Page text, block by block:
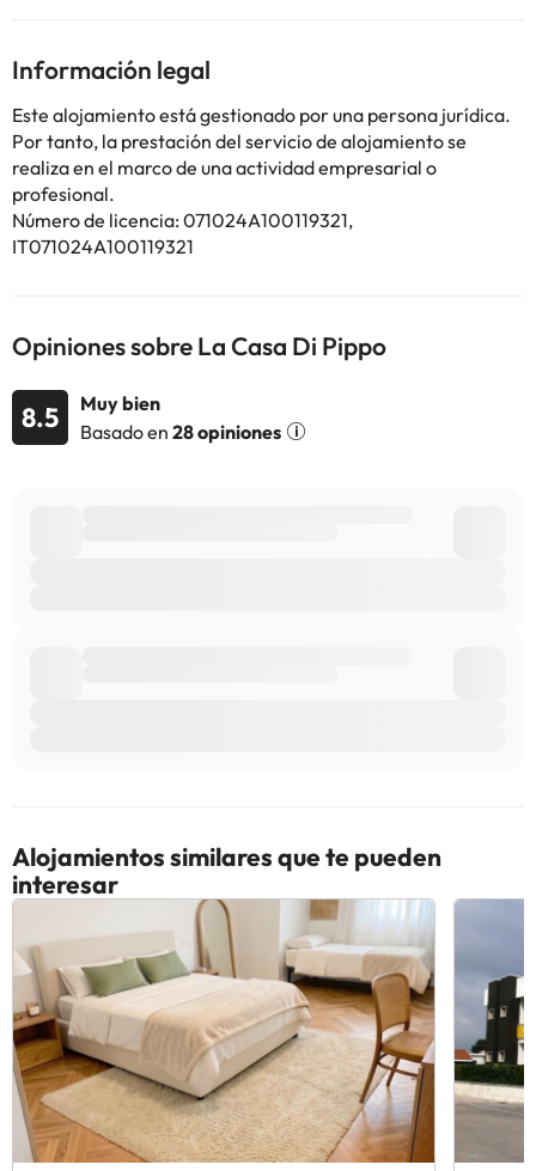
equipadas con ropa de cama y toallas. El alojamiento ofrece
bañera de hidromasaje. El aeropuerto (Aeropuerto Gino Lisa de
Foggia) está a 6 km.
En este alojamiento no se pueden celebrar despedidas de soltero
o soltera ni fiestas similares.
Algunos de los servicios detallados pueden ser de pago. Puedes
consultar sus tarifas directamente en el establecimiento. Toda la
Información legal
Este alojamiento está gestionado por una persona jurídica.
Por tanto, la prestación del servicio de alojamiento se
realiza en el marco de una actividad empresarial o
profesional.
Número de licencia: 071024A100119321,
IT071024A100119321
Opiniones sobre La Casa Di Pippo
8.5
Muy bien
Basado en 28 opiniones
Alojamientos similares que te pueden
interesar